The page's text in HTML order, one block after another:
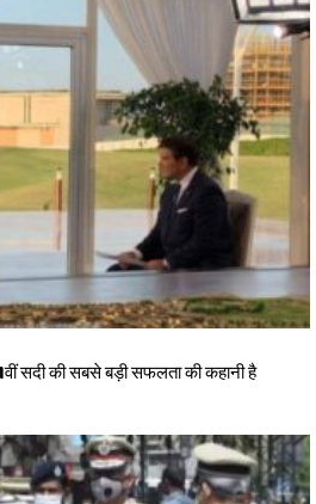
की सबसे बड़ी सफलता की कहानी है